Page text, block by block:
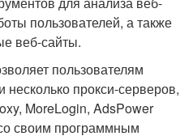
пользователей, а также
веб-сайты.
пользователям
несколько прокси-серверов,
MoreLogin, AdsPower
своим программным